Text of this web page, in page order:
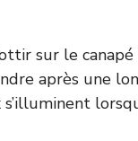
sur le
après une